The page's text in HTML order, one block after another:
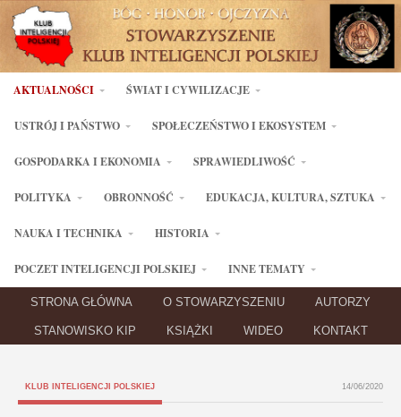
AKTUALNOŚCI ŚWIAT I CYWILIZACJE
USTRÓJ I PAŃSTWO SPOŁECZEŃSTWO I EKOSYSTEM
GOSPODARKA I EKONOMIA SPRAWIEDLIWOŚĆ
POLITYKA OBRONNOŚĆ EDUKACJA, KULTURA, SZTUKA
NAUKA I TECHNIKA HISTORIA
POCZET INTELIGENCJI POLSKIEJ INNE TEMATY
STRONA GŁÓWNA O STOWARZYSZENIU AUTORZY
STANOWISKO KIP KSIĄŻKI WIDEO KONTAKT
KLUB INTELIGENCJI POLSKIEJ 14/06/2020